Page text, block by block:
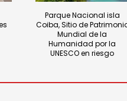
Parque Nacional isla
Coiba, Sitio de
Mundial de la
Humanidad por la
UNESCO en riesgo